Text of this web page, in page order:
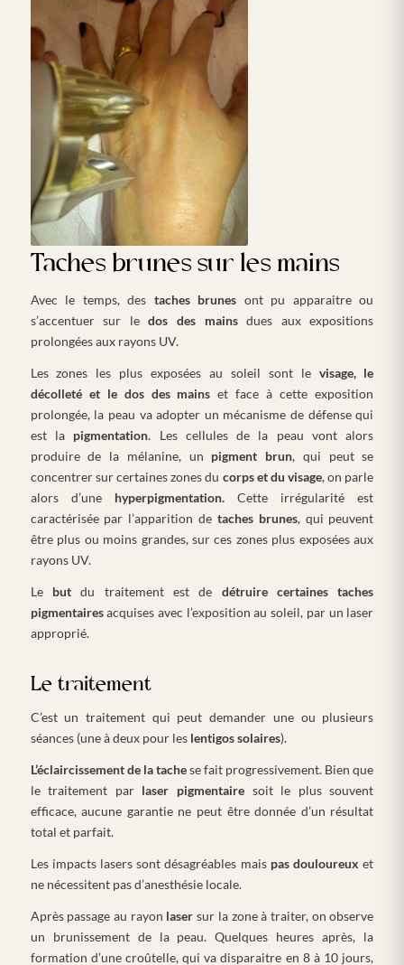
Taches brunes sur les mains
Avec le temps, des taches brunes ont pu apparaitre ou
s’accentuer sur ledos des mainsdues aux expositions
prolongées aux rayons UV.
Les zones les plus exposées au soleil sont le visage, le
décolleté et le dos des mains et face à cette exposition
prolongée, la peau va adopter un mécanisme de défense qui
est la pigmentation. Les cellules de la peau vont alors
produire de la mélanine, un pigment brun, qui peut se
concentrer sur certaines zones du corps et du visage, on parle
alors d’une hyperpigmentation.Cette irrégularité est
caractérisée par l’apparition de taches brunes, qui peuvent
être plus ou moins grandes, sur ces zones plus exposées aux
rayons UV.
Le butdu traitement est de détruire certaines taches
pigmentairesacquises avec l’exposition au soleil, par un laser
approprié.
Le traitement
C’est un traitement qui peut demander une ou plusieurs
séances (une à deux pour les lentigos solaires).
L’éclaircissement de la tachese fait progressivement. Bien que
le traitement par laser pigmentaire soit le plus souvent
efficace, aucune garantie ne peut être donnée d’un résultat
total et parfait.
Les impacts lasers sont désagréables mais pas douloureux et
ne nécessitent pas d’anesthésie locale.
Après passage au rayon laser sur la zone à traiter, on observe
un brunissement de la peau. Quelques heures après, la
formation d’une croûtelle, qui va disparaitre en 8 à 10 jours,